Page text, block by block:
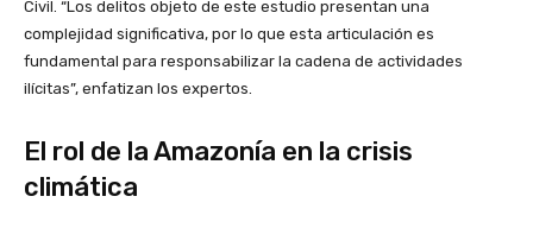
Civil. “Los delitos objeto de este estudio presentan una
complejidad significativa, por lo que esta articulación es
fundamental para responsabilizar la cadena de actividades
ilícitas”, enfatizan los expertos.
El rol de la Amazonía en la crisis
climática